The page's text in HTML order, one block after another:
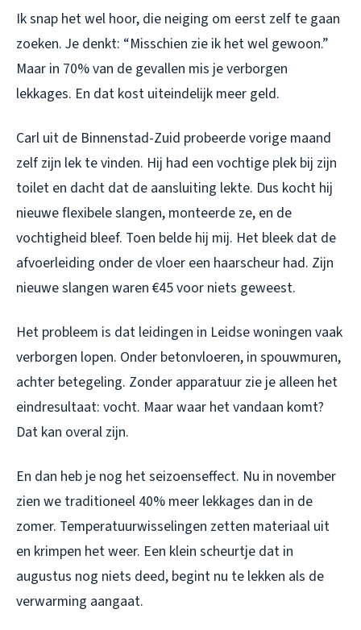
Ik snap het wel hoor, die neiging om eerst zelf te gaan
zoeken. Je denkt: “Misschien zie ik het wel gewoon.”
Maar in 70% van de gevallen mis je verborgen
lekkages. En dat kost uiteindelijk meer geld.
Carl uit de Binnenstad-Zuid probeerde vorige maand
zelf zijn lek te vinden. Hij had een vochtige plek bij zijn
toilet en dacht dat de aansluiting lekte. Dus kocht hij
nieuwe flexibele slangen, monteerde ze, en de
vochtigheid bleef. Toen belde hij mij. Het bleek dat de
afvoerleiding onder de vloer een haarscheur had. Zijn
nieuwe slangen waren €45 voor niets geweest.
Het probleem is dat leidingen in Leidse woningen vaak
verborgen lopen. Onder betonvloeren, in spouwmuren,
achter betegeling. Zonder apparatuur zie je alleen het
eindresultaat: vocht. Maar waar het vandaan komt?
Dat kan overal zijn.
En dan heb je nog het seizoenseffect. Nu in november
zien we traditioneel 40% meer lekkages dan in de
zomer. Temperatuurwisselingen zetten materiaal uit
en krimpen het weer. Een klein scheurtje dat in
augustus nog niets deed, begint nu te lekken als de
verwarming aangaat.